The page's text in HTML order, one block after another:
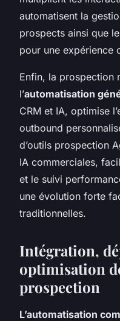
automatisent la
prospects ainsi que
pour une expérience
Enfin, la prospection
l’automatisation
CRM et IA, optimise
outbound
d’outils prospection
IA commerciales,
et le suivi
une évolution forte
traditionnelles.
Intégration,
optimisation
prospection
L’automatisation